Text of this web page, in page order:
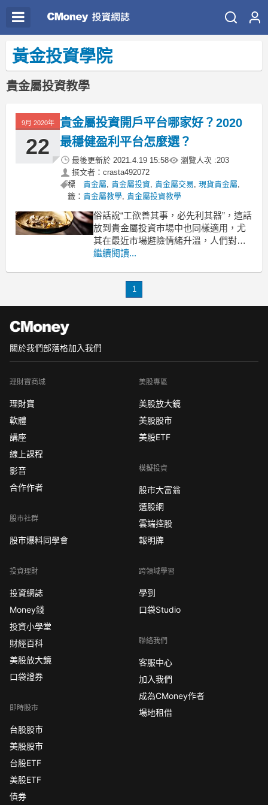
黃金投資學院
貴金屬投資教學
9月 2020年
22
貴金屬投資開戶平台哪家好？2020
最穩健盈利平台怎麼選？
最後更新於 2021.4.19 15:58 瀏覽人次 :203
撰文者：crasta492072
標
籤：
貴金屬,貴金屬投資,貴金屬交易,現貨貴金屬,
貴金屬教學,貴金屬投資教學
俗話說“工欲善其事，必先利其器”，這話
放到貴金屬投資市場中也同樣適用，尤
其在最近市場避險情緒升溫，人們對貴
金屬投資需求加大的情況下，貴金屬投
貴金屬交易平台數量很多，品質也參差
繼續閱讀...
1
關於我們部落格加入我們
理財寶商城
理財寶
軟體
講座
線上課程
影音
合作作者
股市社群
股市爆料同學會
投資理財
投資網誌
Money錢
投資小學堂
財經百科
美股放大鏡
口袋證券
即時股市
台股股市
美股股市
台股ETF
美股ETF
債券
美股專區
美股放大鏡
美股股市
美股ETF
模擬投資
股市大富翁
選股網
雲端控股
報明牌
跨領域學習
學到
口袋Studio
聯絡我們
客服中心
加入我們
成為CMoney作者
場地租借